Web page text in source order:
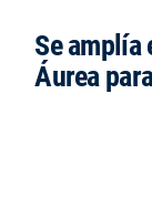
Se amplía
Áurea